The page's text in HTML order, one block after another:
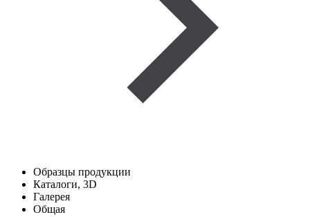
Образцы продукции
Каталоги, 3D
Галерея
Общая